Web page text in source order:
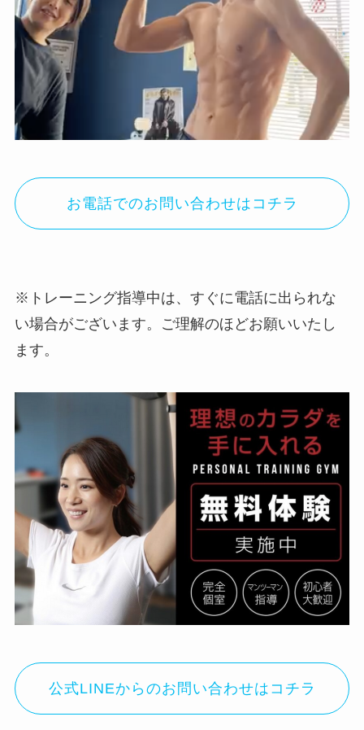
お電話でのお問い合わせはコチラ
※トレーニング指導中は、すぐに電話に出られな
い場合がございます。ご理解のほどお願いいたし
ます。
公式LINEからのお問い合わせはコチラ